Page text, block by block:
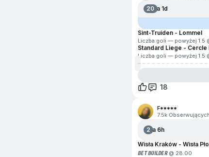
20Za 1d
Sint-Truiden - Lommel
Liczba goli — powyżej 1.5
Standard Liege - Cercle
Liczba goli — powyżej 1.5
18
F*****
7.5k
2Za 6h
Wisła Kraków - Wisła
BET BUILDER@ 28.00